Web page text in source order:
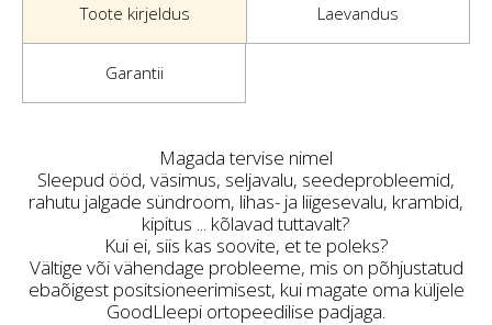
Toote kirjeldus Laevandus
Garantii
Magada tervise nimel
Sleepud ööd, väsimus, seljavalu, seedeprobleemid,
rahutu jalgade sündroom, lihas- ja liigesevalu, krambid,
kipitus ... kõlavad tuttavalt?
Kui ei, siis kas soovite, et te poleks?
Vältige või vähendage probleeme, mis on põhjustatud
ebaõigest positsioneerimisest, kui magate oma küljele
GoodLleepi ortopeedilise padjaga.